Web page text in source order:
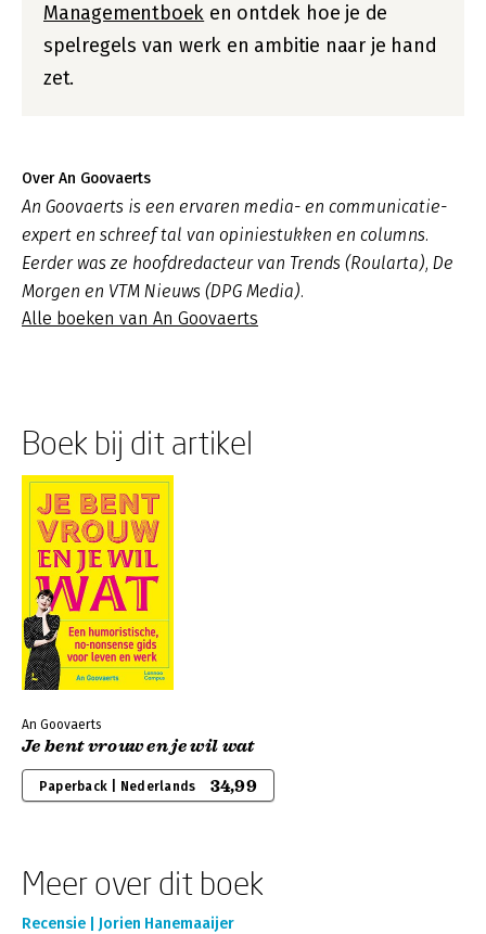
Managementboek en ontdek hoe je de
spelregels van werk en ambitie naar je hand
zet.
Over An Goovaerts
An Goovaerts is een ervaren media- en communicatie-
expert en schreef tal van opiniestukken en columns.
Eerder was ze hoofdredacteur van Trends (Roularta), De
Morgen en VTM Nieuws (DPG Media).
Alle boeken van An Goovaerts
Boek bij dit artikel
An Goovaerts
Je bent vrouw en je wil wat
Paperback | Nederlands 34,99
Meer over dit boek
Recensie | Jorien Hanemaaijer